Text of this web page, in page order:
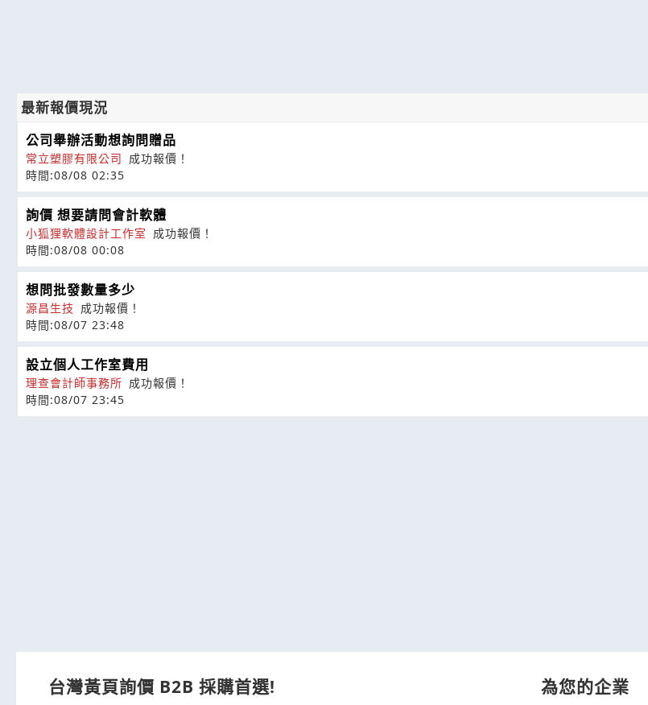
最新報價現況
公司舉辦活動想詢問贈品
常立塑膠有限公司 成功報價！
時間:08/08 02:35
詢價 想要請問會計軟體
小狐狸軟體設計工作室 成功報價！
時間:08/08 00:08
想問批發數量多少
源昌生技 成功報價！
時間:08/07 23:48
設立個人工作室費用
理查會計師事務所 成功報價！
時間:08/07 23:45
台灣黃頁詢價 B2B 採購首選! 為您的企業